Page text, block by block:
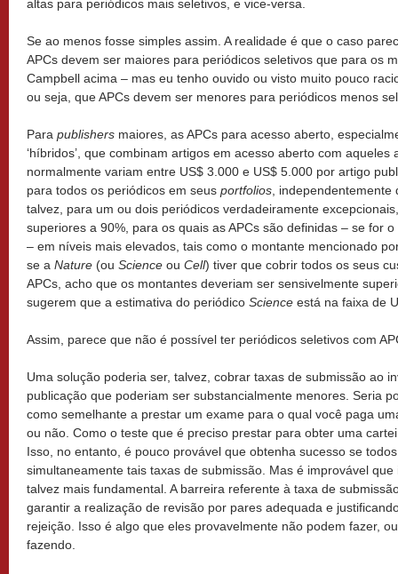
altas para periódicos mais seletivos, e vice-versa.
Se ao menos fosse simples assim. A realidade é que o caso
APCs devem ser maiores para periódicos seletivos que para os
Campbell acima – mas eu tenho ouvido ou visto muito pouco
ou seja, que APCs devem ser menores para periódicos menos
Para publishers maiores, as APCs para acesso aberto,
‘híbridos’, que combinam artigos em acesso aberto com
normalmente variam entre US$ 3.000 e US$ 5.000 por artigo
para todos os periódicos em seus portfolios ,
talvez, para um ou dois periódicos verdadeiramente
superiores a 90%, para os quais as APCs são definidas – se for
– em níveis mais elevados, tais como o montante mencionado
se a Nature (ou Science ou Cell) tiver que cobrir todos os seus
APCs, acho que os montantes deveriam ser sensivelmente
sugerem que a estimativa do periódico Science está na faixa de
Assim, parece que não é possível ter periódicos seletivos com
Uma solução poderia ser, talvez, cobrar taxas de submissão ao
publicação que poderiam ser substancialmente menores. Seria
como semelhante a prestar um exame para o qual você paga
ou não. Como o teste que é preciso prestar para obter uma
Isso, no entanto, é pouco provável que obtenha sucesso se
simultaneamente tais taxas de submissão. Mas é improvável
talvez mais fundamental. A barreira referente à taxa de
garantir a realização de revisão por pares adequada e
rejeição. Isso é algo que eles provavelmente não podem fazer,
fazendo.